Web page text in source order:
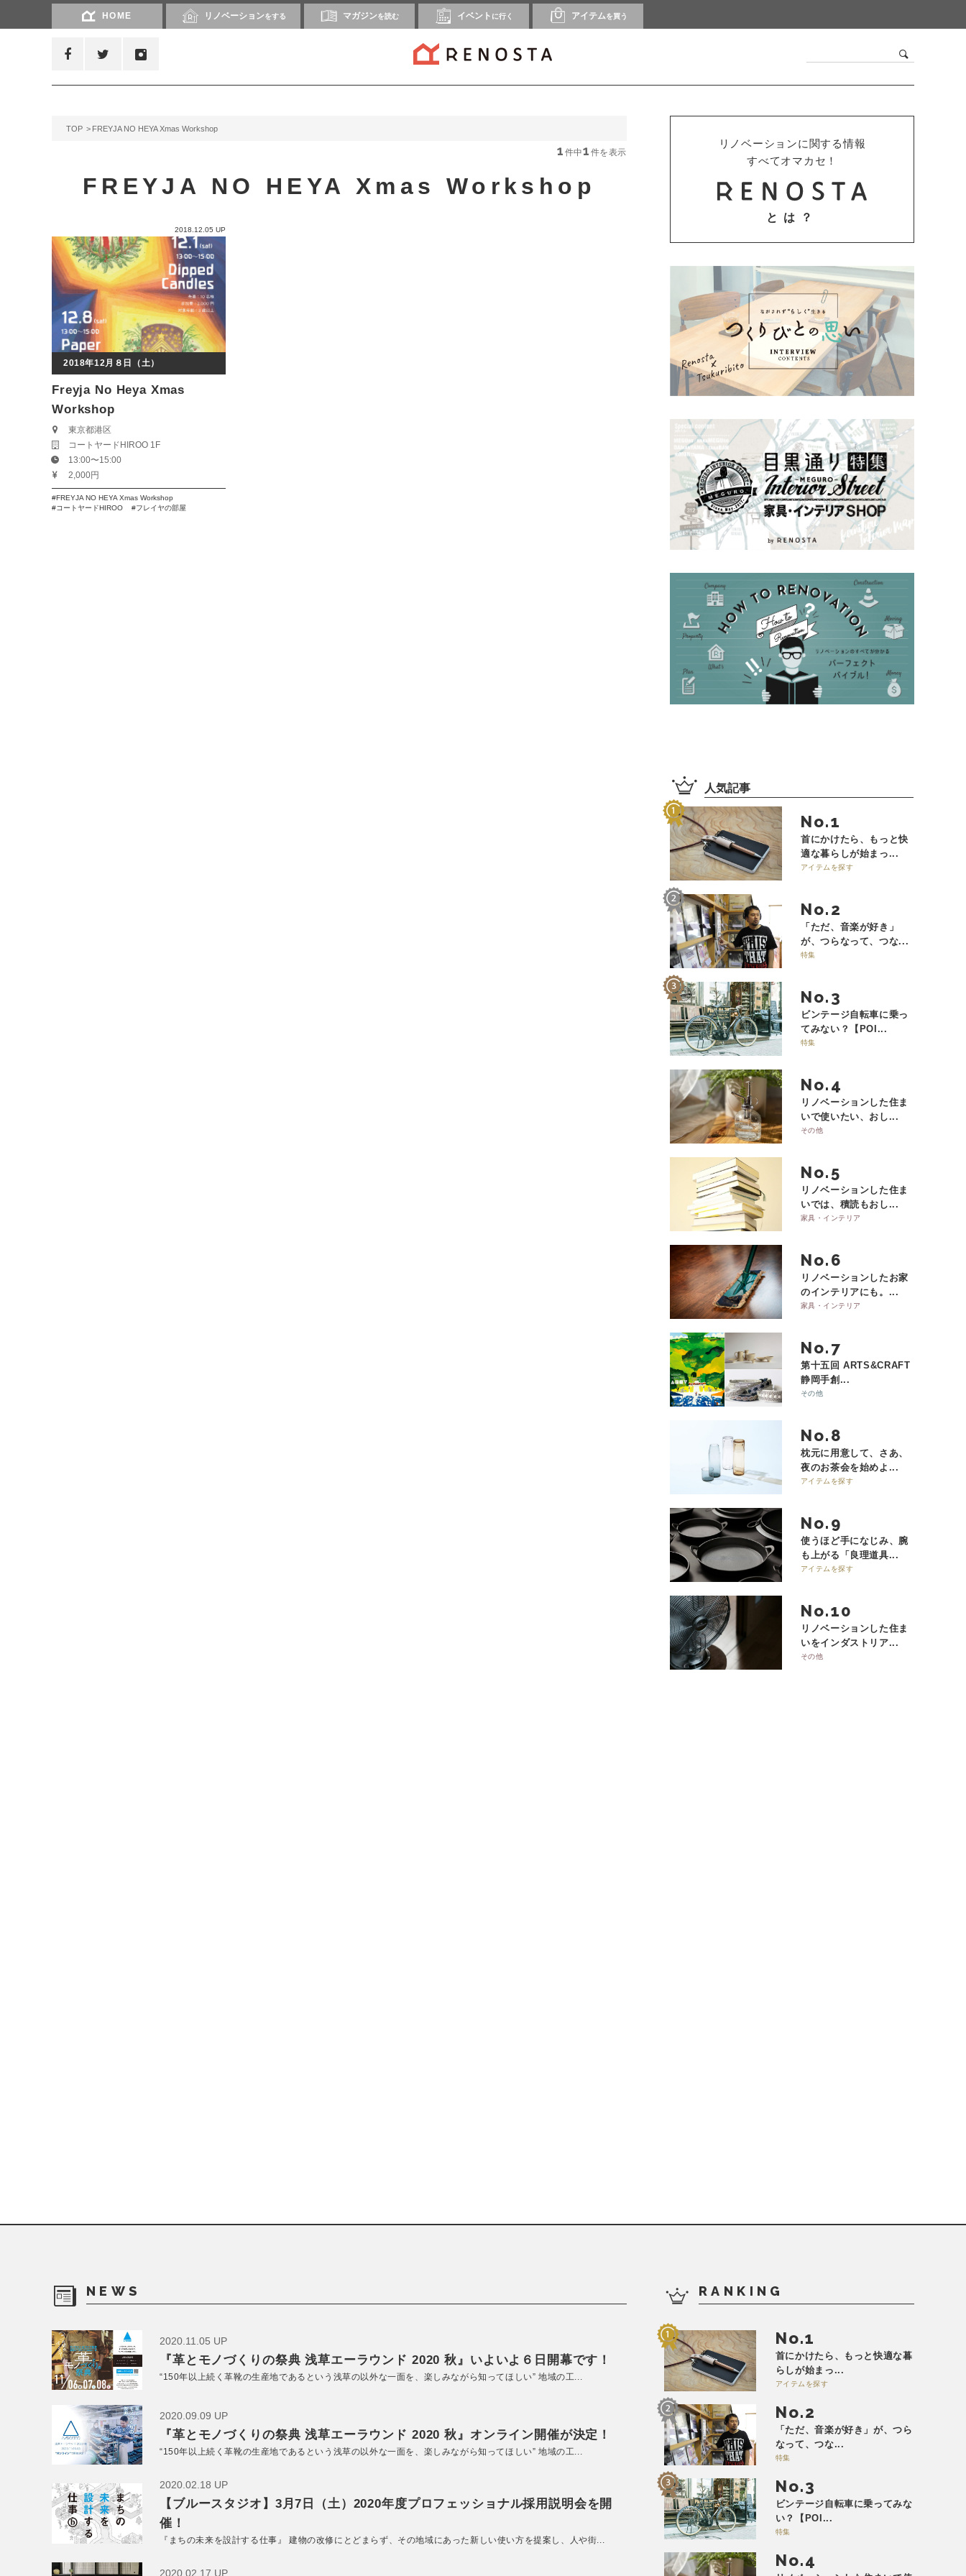
HOME リノベーションをする マガジンを読む イベント に行く アイテムを買う
TOP FREYJA NO HEYA Xmas Workshop
1 件中1 件を表示
FREYJA NO HEYA Xmas Workshop
2018.12.05 UP
2018年12月８日（土）
Freyja No Heya Xmas
Workshop
東京都港区
コートヤードHIROO 1F
13:00〜15:00
2,000円
FREYJA NO HEYA Xmas Workshop
コートヤードHIROO
フレイヤの部屋
リノベーションに関する情報
すべてオマカセ！
とは？
人気記事
No.
首にかけたら、もっと快
適な暮らしが始まっ...
アイテムを探す
No.
「ただ、音楽が好き」
が、つらなって、つな...
特集
No.
ビンテージ自転車に乗っ
てみない？【POI...
特集
No.
リノベーションした住ま
いで使いたい、おし...
その他
No.
リノベーションした住ま
いでは、積読もおし...
家具・インテリア
No.
リノベーションしたお家
のインテリアにも。...
家具・インテリア
No.
第十五回 ARTS&CRAFT
静岡手創...
その他
No.
枕元に用意して、さあ、
夜のお茶会を始めよ...
アイテムを探す
No.
使うほど手になじみ、腕
も上がる「良理道具...
アイテムを探す
No.
リノベーションした住ま
いをインダストリア...
その他
NEWS
2020.11.05 UP
『革とモノづくりの祭典 浅草エーラウンド 2020 秋』いよいよ６日開幕です！
“150年以上続く革靴の生産地であるという浅草の以外な一面を、楽しみながら知ってほしい” 地域の工...
2020.09.09 UP
『革とモノづくりの祭典 浅草エーラウンド 2020 秋』オンライン開催が決定！
“150年以上続く革靴の生産地であるという浅草の以外な一面を、楽しみながら知ってほしい” 地域の工...
2020.02.18 UP
【ブルースタジオ】3月7日（土）2020年度プロフェッショナル採用説明会を開
催！
『まちの未来を設計する仕事』 建物の改修にとどまらず、その地域にあった新しい使い方を提案し、人や街...
2020.02.17 UP
RANKING
No.
首にかけたら、もっと快適な暮
らしが始まっ...
アイテムを探す
No.
「ただ、音楽が好き」が、つら
なって、つな...
特集
No.
ビンテージ自転車に乗ってみな
い？【POI...
特集
No.